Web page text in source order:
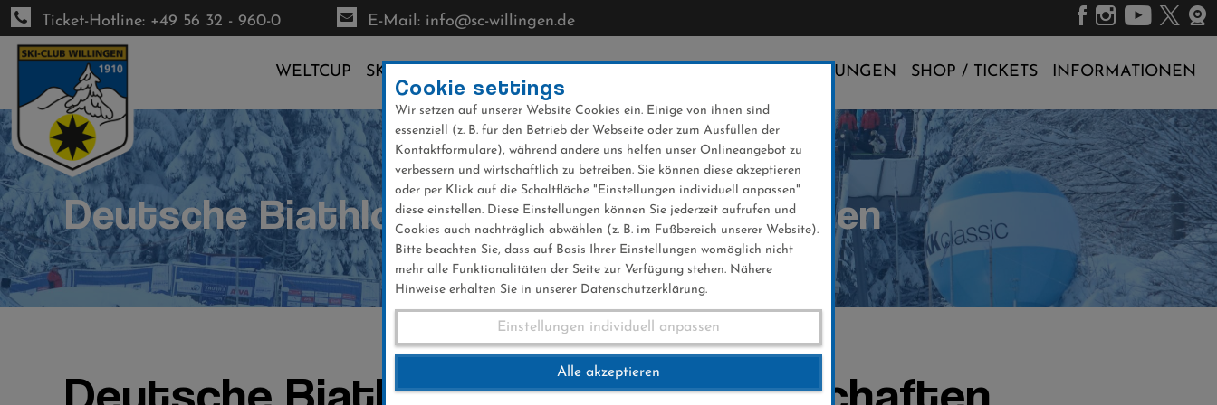
Direkt
zum
Inhalt
Ticket-Hotline: +49 56 32 - 960-0 E-Mail: info@sc-willingen.de
WELTCUP SKI-CLUB VERANSTALTUNGEN SHOP / TICKETS INFORMATIONEN
Deutsche Biathlon Jugendmeisterschaften
Cookie settings
Wir setzen auf unserer Website Cookies ein. Einige von ihnen sind
essenziell (z. B. für den Betrieb der Webseite oder zum Ausfüllen der
Kontaktformulare), während andere uns helfen unser Onlineangebot zu
verbessern und wirtschaftlich zu betreiben. Sie können diese akzeptieren
oder per Klick auf die Schaltfläche "Einstellungen individuell anpassen"
diese einstellen. Diese Einstellungen können Sie jederzeit aufrufen und
Cookies auch nachträglich abwählen (z. B. im Fußbereich unserer Website).
Bitte beachten Sie, dass auf Basis Ihrer Einstellungen womöglich nicht
mehr alle Funktionalitäten der Seite zur Verfügung stehen. Nähere
Hinweise erhalten Sie in unserer Datenschutzerklärung.
Einstellungen individuell anpassen
Alle akzeptieren